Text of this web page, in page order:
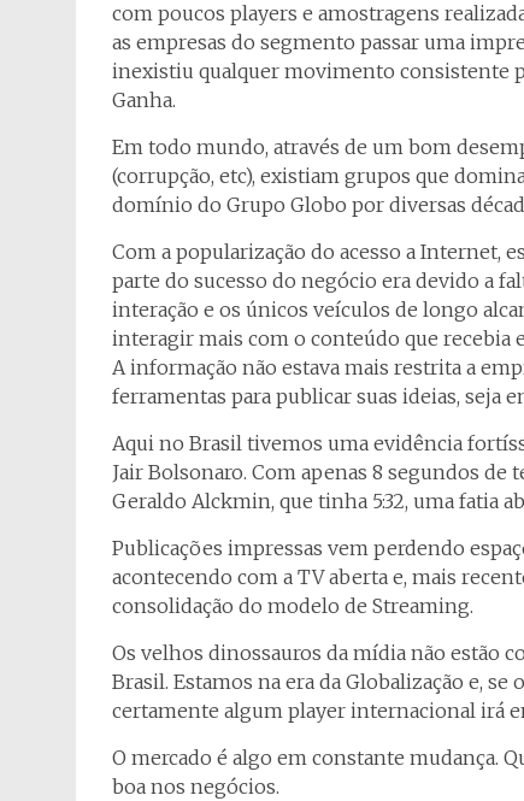
com poucos players e amostragens
as empresas do segmento passar uma
inexistiu qualquer movimento consistente
Ganha.
Em todo mundo, através de um bom
(corrupção, etc), existiam grupos que
domínio do Grupo Globo por diversas
Com a popularização do acesso a Internet,
parte do sucesso do negócio era devido a
interação e os únicos veículos de longo
interagir mais com o conteúdo que
A informação não estava mais restrita a
ferramentas para publicar suas ideias, seja
Aqui no Brasil tivemos uma evidência
Jair Bolsonaro. Com apenas 8 segundos
Geraldo Alckmin, que tinha 5:32, uma fatia
Publicações impressas vem perdendo
acontecendo com a TV aberta e, mais
consolidação do modelo de Streaming.
Os velhos dinossauros da mídia não estão
Brasil. Estamos na era da Globalização e,
certamente algum player internacional irá
O mercado é algo em constante mudança.
boa nos negócios.